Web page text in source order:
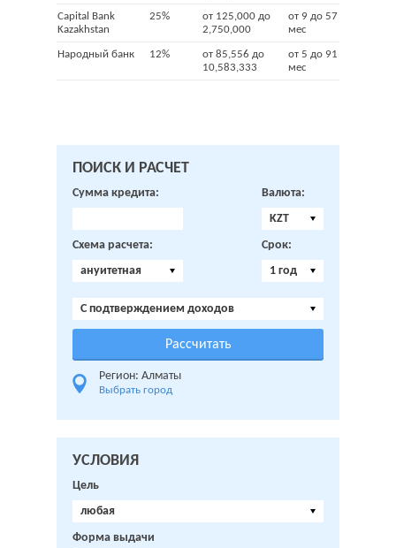
Capital Bank
Kazakhstan
25%
от 125,000 до
2,750,000
от 9 до 57
мес
Народный банк 12%
от 85,556 до
10,583,333
от 5 до 91
мес
ПОИСК И РАСЧЕТ
Сумма кредита:
Валюта:
KZT
Схема расчета:
ануитетная
Срок:
1 год
C подтверждением доходов
Регион: Алматы
Выбрать город
УСЛОВИЯ
Цель
любая
Форма выдачи